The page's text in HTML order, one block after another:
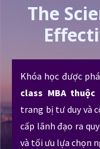
The
Khóa học được
class MBA
trang bị tư duy và
cấp lãnh đạo ra
và tối ưu lựa chọn